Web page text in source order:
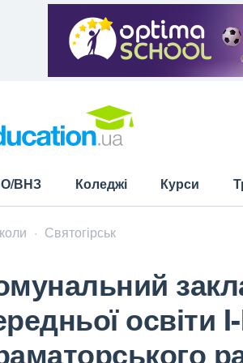
ВНЗ Коледжі Курси
Святогірськ
освіти